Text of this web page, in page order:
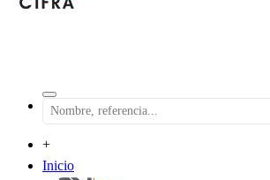
+
Inicio